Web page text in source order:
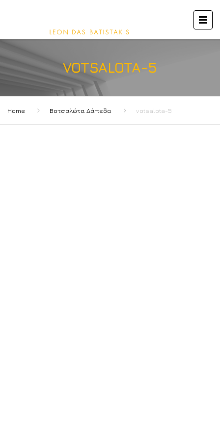
VOTSALOTA-5
Home Βοτσαλώτα Δάπεδα votsalota-5